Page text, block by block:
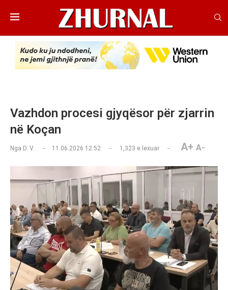
Vazhdon procesi gjyqësor për zjarrin
në Koçan
Nga D. V. 11.06.2026 12:52 1,323 e lexuar A+ A-